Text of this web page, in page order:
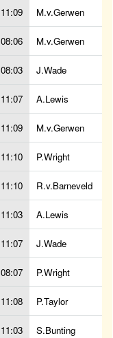
11:09 M.v.Gerwen
08:06 M.v.Gerwen
08:03 J.Wade
11:07 A.Lewis
11:09 M.v.Gerwen
11:10 P.Wright
11:10 R.v.Barneveld
11:03 A.Lewis
11:07 J.Wade
08:07 P.Wright
11:08 P.Taylor
11:03 S.Bunting